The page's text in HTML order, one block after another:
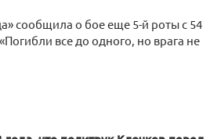
сообщила о бое еще 5-й роты с 54
все до одного, но врага не